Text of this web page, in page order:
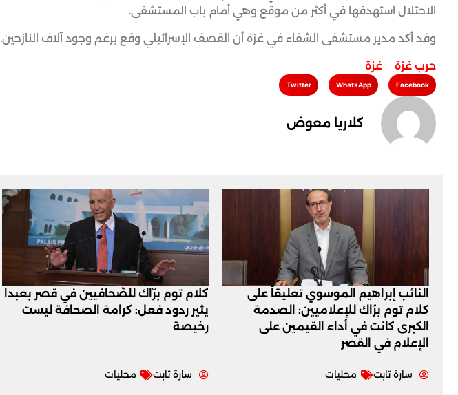
الاحتلال استهدفها في أكثر من موقع وهي أمام باب المستشفى.
وقد أكد مدير مستشفى الشفاء في غزة أن القصف الإسرائيلي وقع برغم وجود آلاف النازحين.
حرب غزة غزة
Facebook
WhatsApp
Twitter
كلاريا معوض
النائب إبراهيم الموسوي تعليقاً على
كلام توم برّاك للإعلاميين: الصدمة
الكبرى كانت في أداء القيمين على
‏الإعلام في القصر
سارة تابت محليات
كلام توم برّاك للصّحافيين في قصر بعبدا
يثير ردود فعل: كرامة الصحافة ليست
رخيصة
سارة تابت محليات